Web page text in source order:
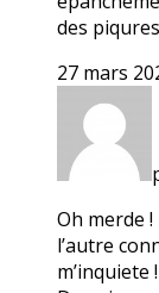
des
27 mars
Oh merde !
l’autre
m’inquiete !